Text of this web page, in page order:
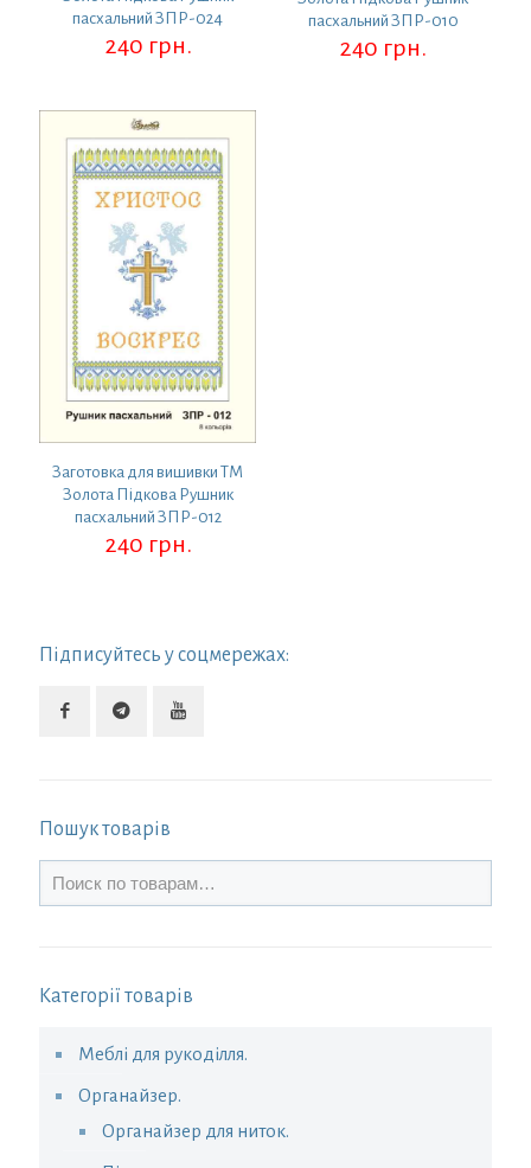
пасхальний ЗПР-024
240 грн.
пасхальний ЗПР-010
240 грн.
Заготовка для вишивки ТМ
Золота Підкова Рушник
пасхальний ЗПР-012
240 грн.
Підписуйтесь у соцмережах:
Пошук товарів
Категорії товарів
Меблі для рукоділля.
Органайзер.
Органайзер для ниток.